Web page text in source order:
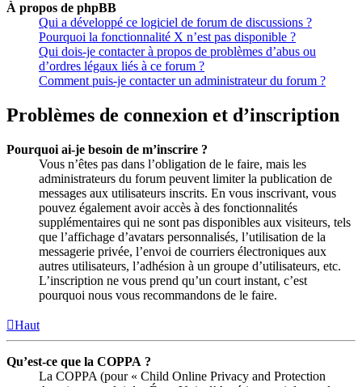
À propos de phpBB
Qui a développé ce logiciel de forum de discussions ?
Pourquoi la fonctionnalité X n’est pas disponible ?
Qui dois-je contacter à propos de problèmes d’abus ou
d’ordres légaux liés à ce forum ?
Comment puis-je contacter un administrateur du forum ?
Problèmes de connexion et d’inscription
Pourquoi ai-je besoin de m’inscrire ?
Vous n’êtes pas dans l’obligation de le faire, mais les
administrateurs du forum peuvent limiter la publication de
messages aux utilisateurs inscrits. En vous inscrivant, vous
pouvez également avoir accès à des fonctionnalités
supplémentaires qui ne sont pas disponibles aux visiteurs, tels
que l’affichage d’avatars personnalisés, l’utilisation de la
messagerie privée, l’envoi de courriers électroniques aux
autres utilisateurs, l’adhésion à un groupe d’utilisateurs, etc.
L’inscription ne vous prend qu’un court instant, c’est
pourquoi nous vous recommandons de le faire.
Haut
Qu’est-ce que la COPPA ?
La COPPA (pour « Child Online Privacy and Protection